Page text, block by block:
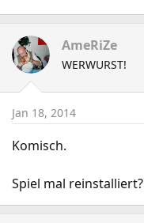
AmeRiZe
WERWURST!
Jan 18, 2014
Komisch.
Spiel mal reinstalliert?